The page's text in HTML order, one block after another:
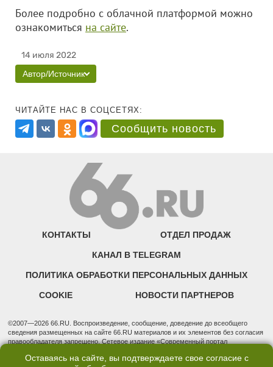
Более подробно с облачной платформой можно
ознакомиться на сайте.
14 июля 2022
Автор/Источник
ЧИТАЙТЕ НАС В СОЦСЕТЯХ:
Сообщить новость
КОНТАКТЫ ОТДЕЛ ПРОДАЖ
КАНАЛ В TELEGRAM
ПОЛИТИКА ОБРАБОТКИ ПЕРСОНАЛЬНЫХ ДАННЫХ
COOKIE НОВОСТИ ПАРТНЕРОВ
©2007—2026 66.RU. Воспроизведение, сообщение, доведение до всеобщего
сведения размещенных на сайте 66.RU материалов и их элементов без согласия
правообладателя запрещено. Сетевое издание «Современный портал
надзору в сфере связи, информационных технологий и массовых коммуникаций
Оставаясь на сайте, вы подтверждаете свое согласие с